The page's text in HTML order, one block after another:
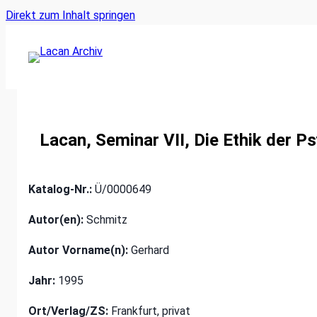
Direkt zum Inhalt springenAnkerlink
Zum
Lacan, Seminar VII, Die Ethik der
Katalog-Nr.: Ü/0000649
Autor(en): Schmitz
Autor Vorname(n): Gerhard
Jahr: 1995
Ort/Verlag/ZS: Frankfurt, privat